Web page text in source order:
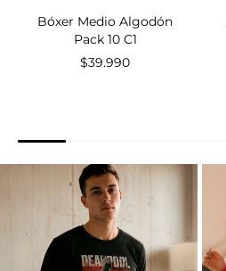
Bóxer Medio Algodón
Pack 10 C1
$39.990